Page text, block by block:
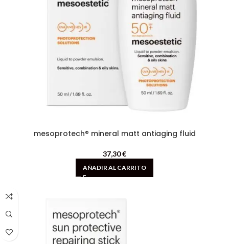
mesoprotech® mineral matt antiaging fluid
37,30€
AÑADIR AL CARRITO